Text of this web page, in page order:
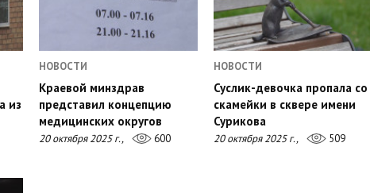
из
НОВОСТИ
Краевой минздрав
представил концепцию
медицинских округов
20 октября 2025 г., 600
НОВОСТИ
Суслик-девочка пропала со
скамейки в сквере имени
Сурикова
20 октября 2025 г., 509